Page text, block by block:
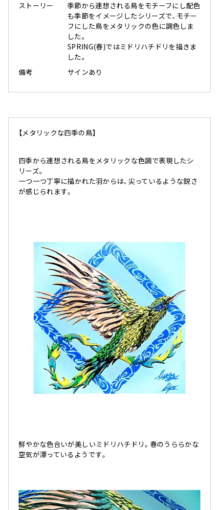
ストーリー
季節から連想される鳥をモチーフにし配色
も季節をイメージしたシリーズで、モチー
フにした鳥をメタリックの色に調色しま
した。
SPRING(春)ではミドリハチドリを描きま
した。
備考
サインあり
【メタリックな四季の鳥】
四季から連想される鳥をメタリックな色調で表現したシ
リーズ。
一つ一つ丁寧に描かれた羽からは、尖っているような鋭さ
が感じられます。
鮮やかな色合いが美しいミドリハチドリ。春のうららかな
空気が漂っているようです。